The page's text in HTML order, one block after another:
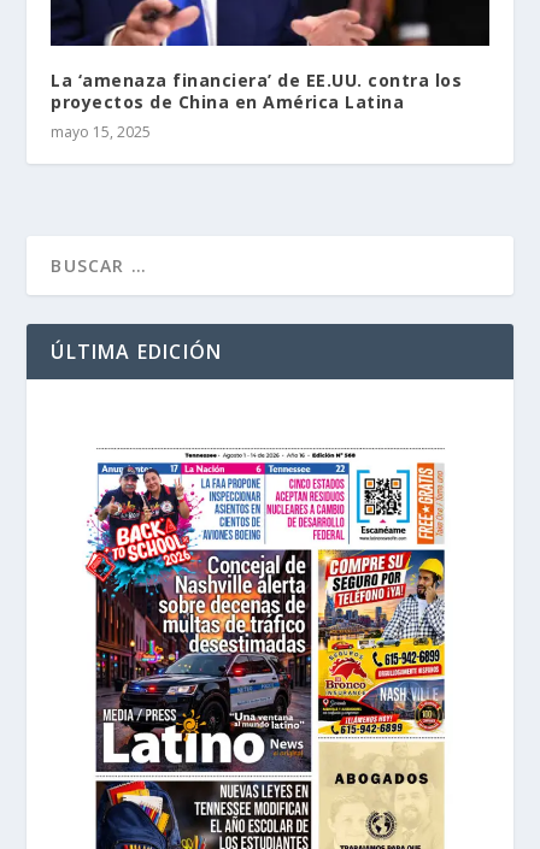
La ‘amenaza financiera’ de EE.UU. contra los
proyectos de China en América Latina
mayo 15, 2025
ÚLTIMA EDICIÓN